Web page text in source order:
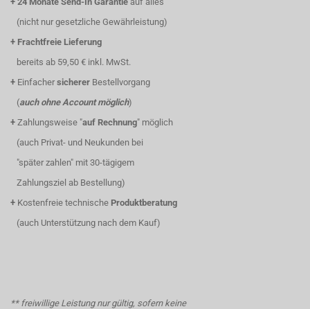
(nicht nur gesetzliche Gewährleistung)
+ Frachtfreie Lieferung
bereits ab 59,50 € inkl. MwSt.
+ Einfacher sicherer Bestellvorgang
(auch ohne Account möglich)
+ Zahlungsweise "auf Rechnung" möglich
(auch Privat- und Neukunden bei
"später zahlen" mit 30-tägigem
Zahlungsziel ab Bestellung)
+ Kostenfreie technische Produktberatung
(auch Unterstützung nach dem Kauf)
** freiwillige Leistung nur gültig, sofern keine